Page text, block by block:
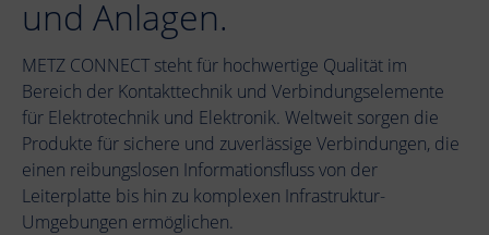
und Anlagen.
METZ CONNECT steht für hochwertige Qualität im
Bereich der Kontakttechnik und Verbindungselemente
für Elektrotechnik und Elektronik. Weltweit sorgen die
Produkte für sichere und zuverlässige Verbindungen, die
einen reibungslosen Informationsfluss von der
Leiterplatte bis hin zu komplexen Infrastruktur-
Umgebungen ermöglichen.